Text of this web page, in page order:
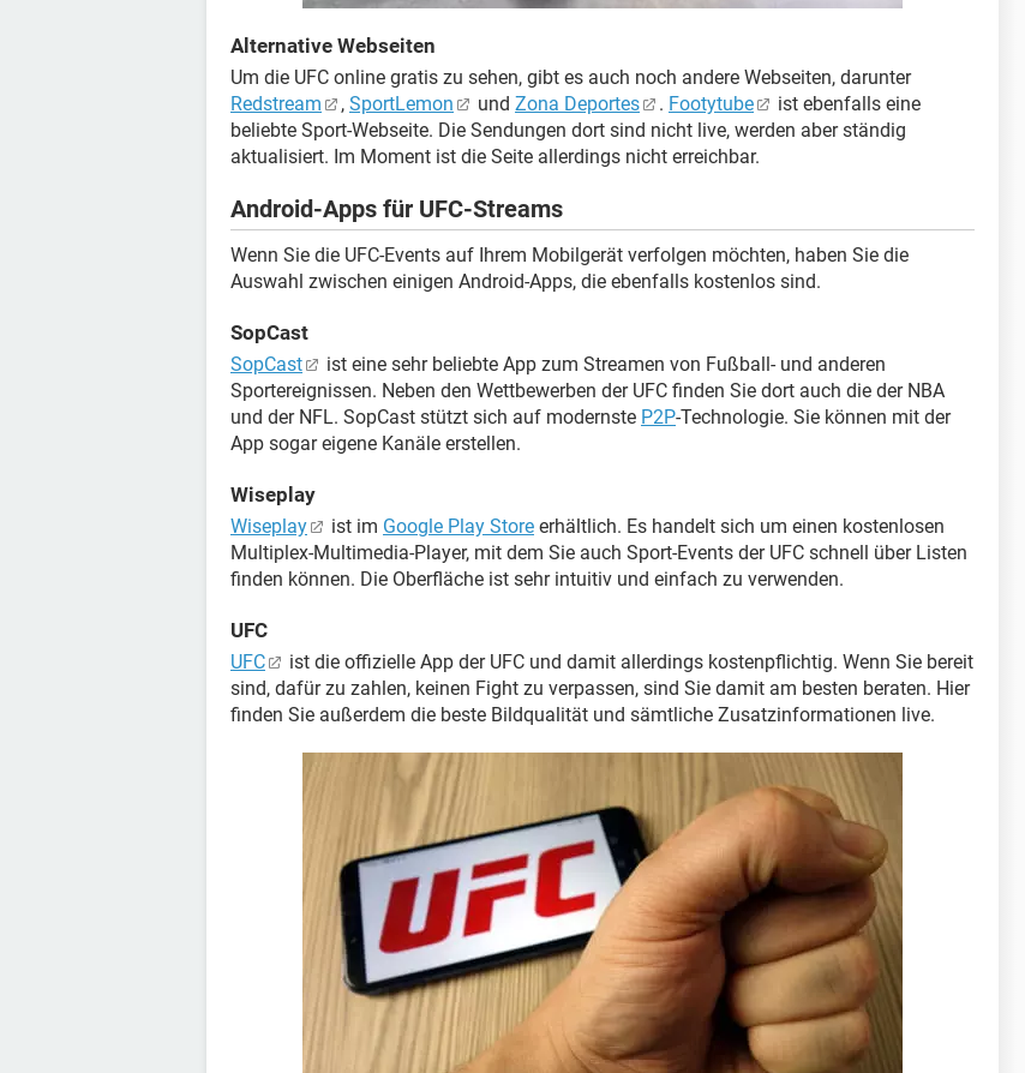
Alternative Webseiten
Um die UFC online gratis zu sehen, gibt es auch noch andere Webseiten, darunter
Redstream
, SportLemon und Zona Deportes . Footytube
ist ebenfalls eine
beliebte Sport-Webseite. Die Sendungen dort sind nicht live, werden aber ständig
aktualisiert. Im Moment ist die Seite allerdings nicht erreichbar.
Android-Apps für UFC-Streams
Wenn Sie die UFC-Events auf Ihrem Mobilgerät verfolgen möchten, haben Sie die
Auswahl zwischen einigen Android-Apps, die ebenfalls kostenlos sind.
SopCast
SopCast
ist eine sehr beliebte App zum Streamen von Fußball- und anderen
Sportereignissen. Neben den Wettbewerben der UFC finden Sie dort auch die der NBA
und der NFL. SopCast stützt sich auf modernste P2P-Technologie. Sie können mit der
App sogar eigene Kanäle erstellen.
Wiseplay
Wiseplay ist im Google Play Store erhältlich. Es handelt sich um einen kostenlosen
Multiplex-Multimedia-Player, mit dem Sie auch Sport-Events der UFC schnell über Listen
finden können. Die Oberfläche ist sehr intuitiv und einfach zu verwenden.
UFC
UFC
ist die offizielle App der UFC und damit allerdings kostenpflichtig. Wenn Sie bereit
sind, dafür zu zahlen, keinen Fight zu verpassen, sind Sie damit am besten beraten. Hier
finden Sie außerdem die beste Bildqualität und sämtliche Zusatzinformationen live.